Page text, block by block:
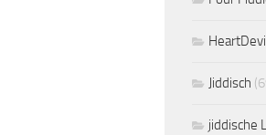
Jiddisch
jiddische